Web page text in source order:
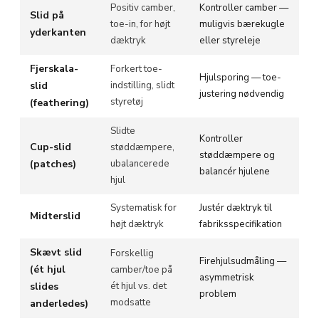
Slid på
yderkanten
Positiv camber,
toe-in, for højt
dæktryk
Kontroller camber —
muligvis bærekugle
eller styreleje
Fjerskala-
slid
(feathering)
Forkert toe-
indstilling, slidt
styretøj
Hjulsporing — toe-
justering nødvendig
Cup-slid
(patches)
Slidte
støddæmpere,
ubalancerede
hjul
Kontroller
støddæmpere og
balancér hjulene
Midterslid
Systematisk for
højt dæktryk
Justér dæktryk til
fabriksspecifikation
Skævt slid
(ét hjul
slides
anderledes)
Forskellig
camber/toe på
ét hjul vs. det
modsatte
Firehjulsudmåling —
asymmetrisk
problem